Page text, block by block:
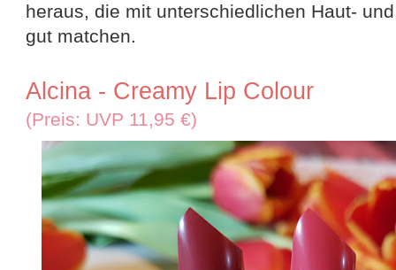
heraus, die mit unterschiedlichen Haut-
gut matchen.
Alcina - Creamy Lip Colour
(Preis: UVP 11,95 €)